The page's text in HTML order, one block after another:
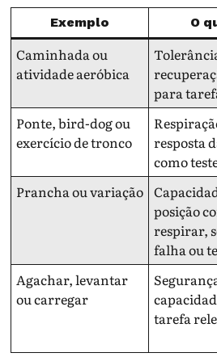
Exemplo O
Caminhada ou
atividade aeróbica
para
Ponte, bird-dog ou
exercício de tronco
resposta
como
Prancha ou variação
posição
respirar,
falha ou
Agachar, levantar
ou carregar
tarefa